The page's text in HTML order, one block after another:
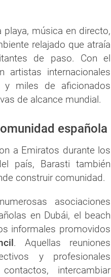
música en directo,
relajado que atraía
de paso. Con el
artistas internacionales
miles de aficionados
de alcance mundial.
española
a Emiratos durante los
país, Barasti también
construir comunidad.
asociaciones
en Dubái, el beach
informales promovidos
. Aquellas reuniones
y profesionales
intercambiar